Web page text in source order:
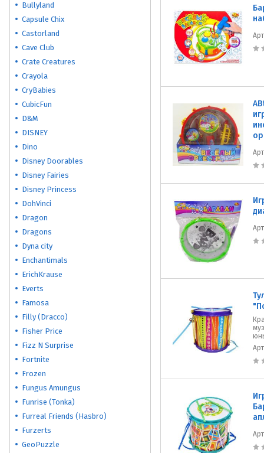
Bullyland
Capsule Chix
Castorland
Cave Club
Crate Creatures
Crayola
CryBabies
CubicFun
D&M
DISNEY
Dino
Disney Doorables
Disney Fairies
Disney Princess
DohVinci
Dragon
Dragons
Dyna city
Enchantimals
ErichKrause
Everts
Famosa
Filly (Dracco)
Fisher Price
Fizz N Surprise
Fortnite
Frozen
Fungus Amungus
Funrise (Tonka)
Furreal Friends (Hasbro)
Furzerts
GeoPuzzle